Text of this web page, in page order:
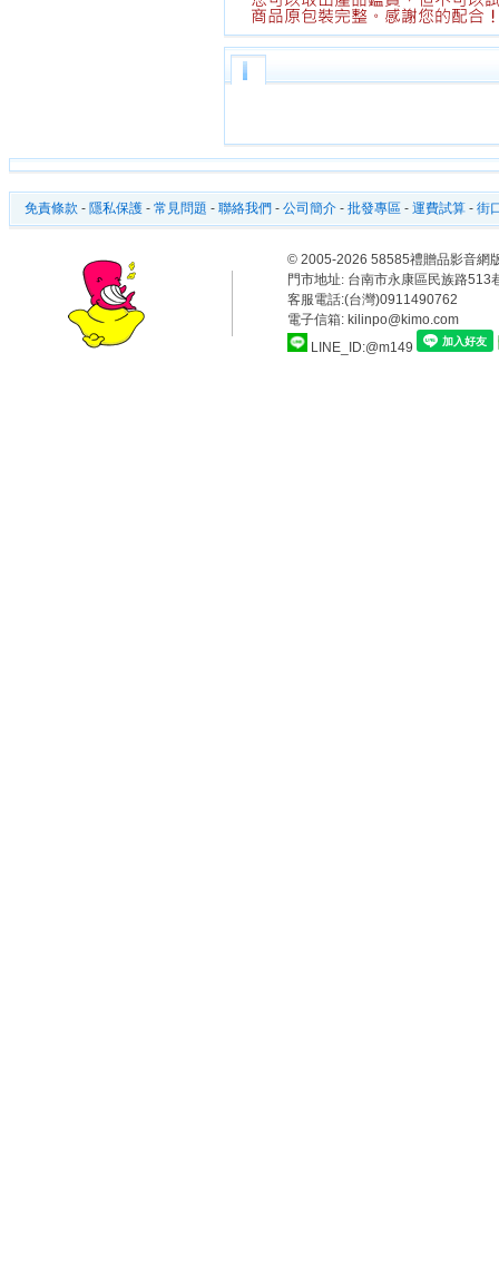
免責條款 - 隱私保護 - 常見問題 - 聯絡我們 - 公司簡介 - 批發專區 - 運費試算 - 街
© 2005-2026 58585禮贈品影音網
門市地址: 台南市永康區民族路513
客服電話:(台灣)0911490762
電子信箱: kilinpo@kimo.com
LINE_ID:@m149